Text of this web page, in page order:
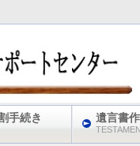
手続き 遺言書